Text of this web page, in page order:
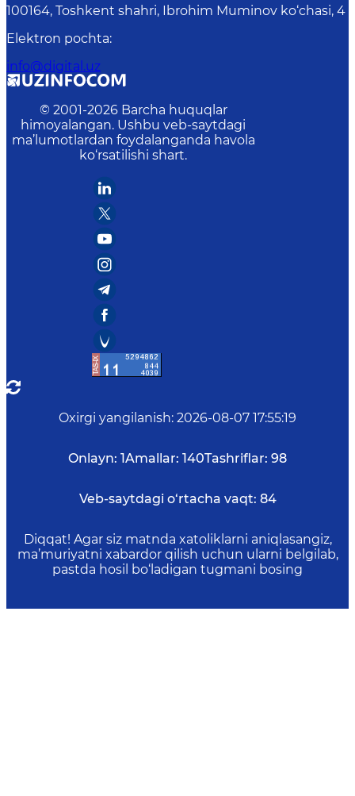
100164, Toshkent shahri, Ibrohim Muminov ko‘chasi, 4
Elektron pochta:
info@digital.uz
© 2001-2026 Barcha huquqlar
himoyalangan. Ushbu veb-saytdagi
ma’lumotlardan foydalanganda havola
ko‘rsatilishi shart.
Oxirgi yangilanish: 2026-08-07 17:55:19
Onlayn: 1Amallar: 140Tashriflar: 98
Veb-saytdagi o‘rtacha vaqt: 84
Diqqat! Agar siz matnda xatoliklarni aniqlasangiz,
ma’muriyatni xabardor qilish uchun ularni belgilab,
pastda hosil bo‘ladigan tugmani bosing